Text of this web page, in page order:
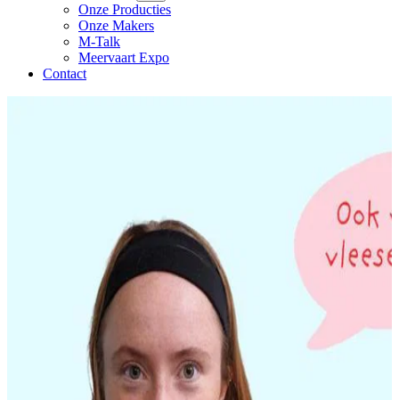
Onze Producties
Onze Makers
M-Talk
Meervaart Expo
Contact